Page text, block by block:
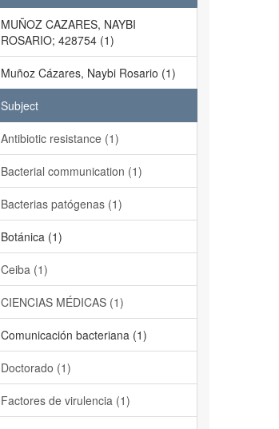
MUÑOZ CAZARES, NAYBI
ROSARIO; 428754 (1)
Muñoz Cázares, Naybi Rosario (1)
Subject
Antibiotic resistance (1)
Bacterial communication (1)
Bacterias patógenas (1)
Botánica (1)
Ceiba (1)
CIENCIAS MÉDICAS (1)
Comunicación bacteriana (1)
Doctorado (1)
Factores de virulencia (1)